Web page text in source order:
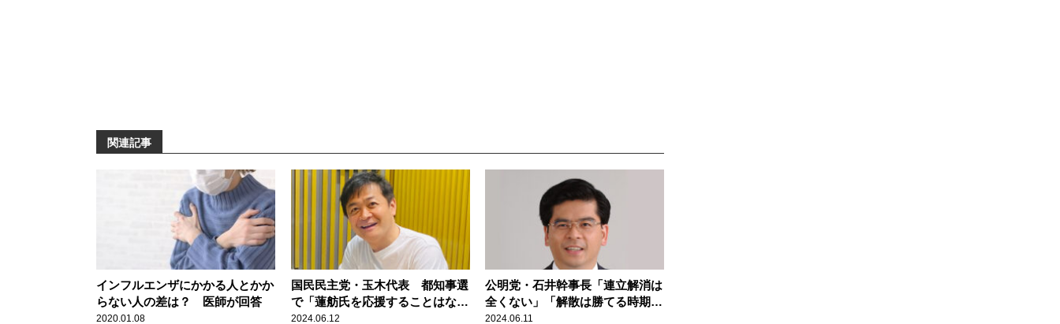
関連記事
インフルエンザにかかる人とかか
らない人の差は？ 医師が回答
2020.01.08
国民民主党・玉木代表 都知事選
で「蓮舫氏を応援することはな
い」
2024.06.12
公明党・石井幹事長「連立解消は
全くない」「解散は勝てる時期を
見極めてほしい」
2024.06.11